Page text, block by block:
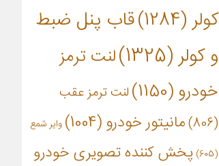
کولر(1284)
قاب پنل ضبط
و کولر(1325)
لنت ترمز
خودرو(1150)
لنت ترمز عقب
(806)
مانیتور خودرو(1004)
وایر شمع
(605)
پخش کننده تصویری خودرو